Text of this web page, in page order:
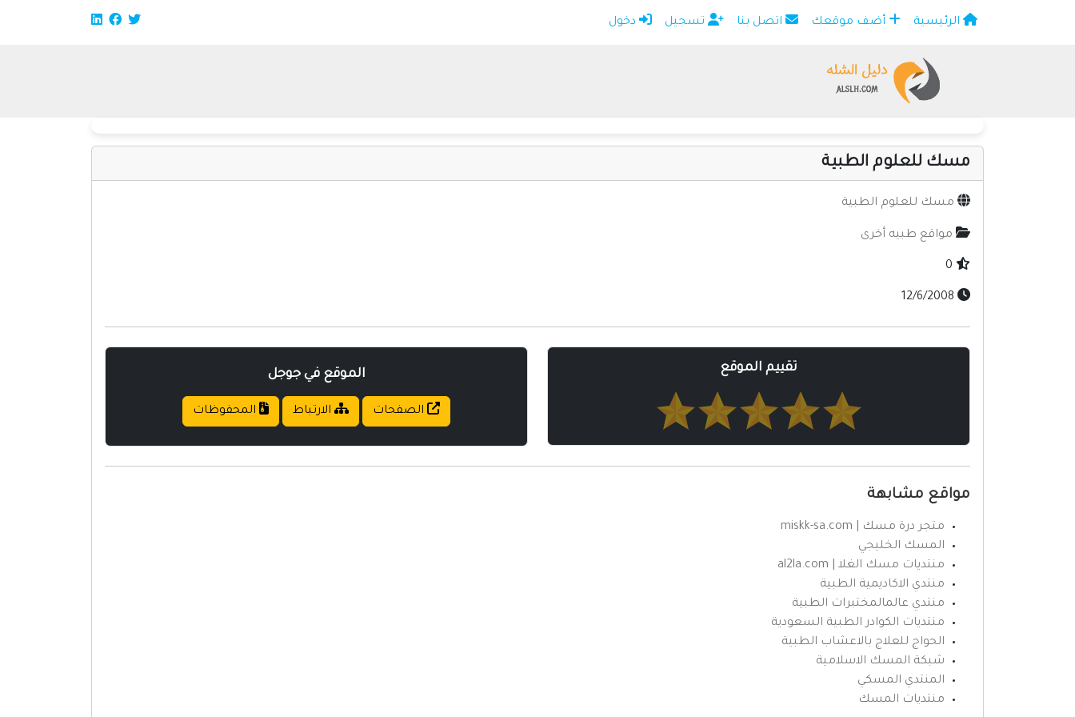
الرئيسية أضف موقعك اتصل بنا تسجيل دخول
مسك للعلوم الطبية
مسك للعلوم الطبية
مواقع طبيه أخرى
تقييم الموقع الموقع في جوجل
الصفحات الارتباط المحفوظات
مواقع مشابهة
متجر درة مسك | miskk-sa.com
المسك الخليجي
منتديات مسك الغلا | al2la.com
منتدي الاكاديمية الطبية
منتدي عالمالمختبرات الطبية
منتديات الكوادر الطبية السعودية
الحواج للعلاج بالاعشاب الطبية
شبكة المسك الاسلامية
المنتدي المسكي
منتديات المسك